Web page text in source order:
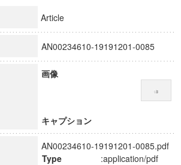
ローバルCOEプログラム市民社会ガバナンス
ローバルCOEプログラム論理と感性の先端的
リーディングプログラム「超成熟社会発展のサ
文等(8)
Article
AN00234610-19191201-0085
画像
キャプション
AN00234610-19191201-0085.pdf
Type
:application/pdf